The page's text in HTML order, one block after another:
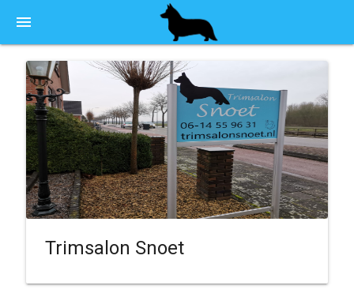
menu
Trimsalon Snoet